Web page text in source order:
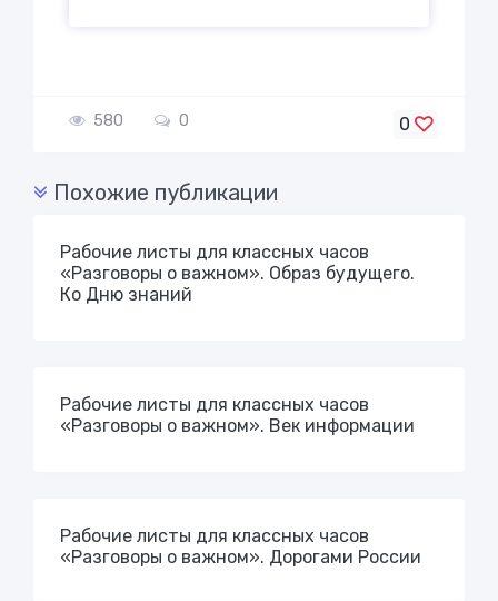
580 0 0
Похожие публикации
Рабочие листы для классных часов
«Разговоры о важном». Образ будущего.
Ко Дню знаний
Рабочие листы для классных часов
«Разговоры о важном». Век информации
Рабочие листы для классных часов
«Разговоры о важном». Дорогами России